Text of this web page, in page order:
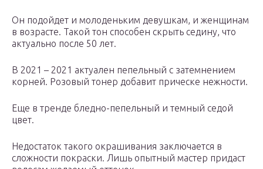
Он подойдет и молоденьким девушкам, и женщинам
в возрасте. Такой тон способен скрыть седину, что
актуально после 50 лет.
В 2021 – 2021 актуален пепельный с затемнением
корней. Розовый тонер добавит прическе нежности.
Еще в тренде бледно-пепельный и темный седой
цвет.
Недостаток такого окрашивания заключается в
сложности покраски. Лишь опытный мастер придаст